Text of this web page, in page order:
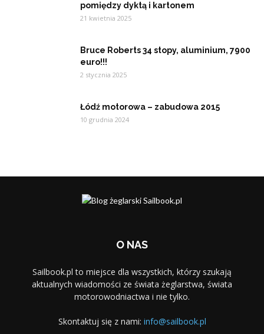
pomiędzy dyktą i kartonem
21 kwietnia 2025
Bruce Roberts 34 stopy, aluminium, 7900
euro!!!
2 stycznia 2025
Łódź motorowa – zabudowa 2015
10 grudnia 2024
O NAS
Sailbook.pl to miejsce dla wszystkich, którzy szukają
aktualnych wiadomości ze świata żeglarstwa, świata
motorowodniactwa i nie tylko.
Skontaktuj się z nami: info@sailbook.pl